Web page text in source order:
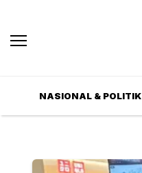
NASIONAL & POLITIK